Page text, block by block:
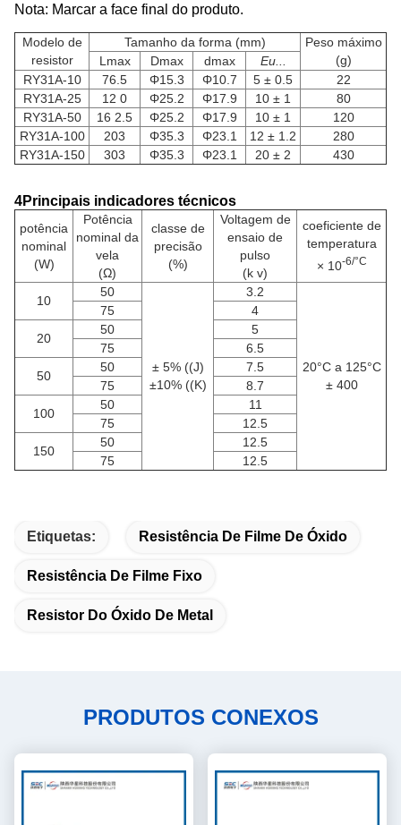
Nota: Marcar a face final do produto.
Modelo de
resistor
Tamanho da forma (mm)
Peso máximo
(g)
Lmax Dmax dmax
Eu...
RY31A-10
76.5 Φ15.3 Φ10.7 5 ± 0.5
22
RY31A-25
12 0 Φ25.2 Φ17.9 10 ± 1
80
RY31A-50
16 2.5 Φ25.2 Φ17.9 10 ± 1
120
RY31A-100
203 Φ35.3 Φ23.1 12 ± 1.2
280
RY31A-150
303 Φ35.3 Φ23.1 20 ± 2 430
4Principais indicadores técnicos
potência
nominal
(W)
Potência
nominal da
vela
(Ω)
classe de
precisão
(%)
Voltagem de
ensaio de
pulso
(k v)
coeficiente de
temperatura
× 10-6/°C
10
50
± 5% ((J)
±10% ((K)
3.2
20°C a 125°C
± 400
75
4
20
50
5
75
6.5
50
50
7.5
75
8.7
100
50
11
75
12.5
150
50
12.5
75
12.5
Etiquetas: Resistência De Filme De Óxido
Resistência De Filme Fixo
Resistor Do Óxido De Metal
PRODUTOS CONEXOS